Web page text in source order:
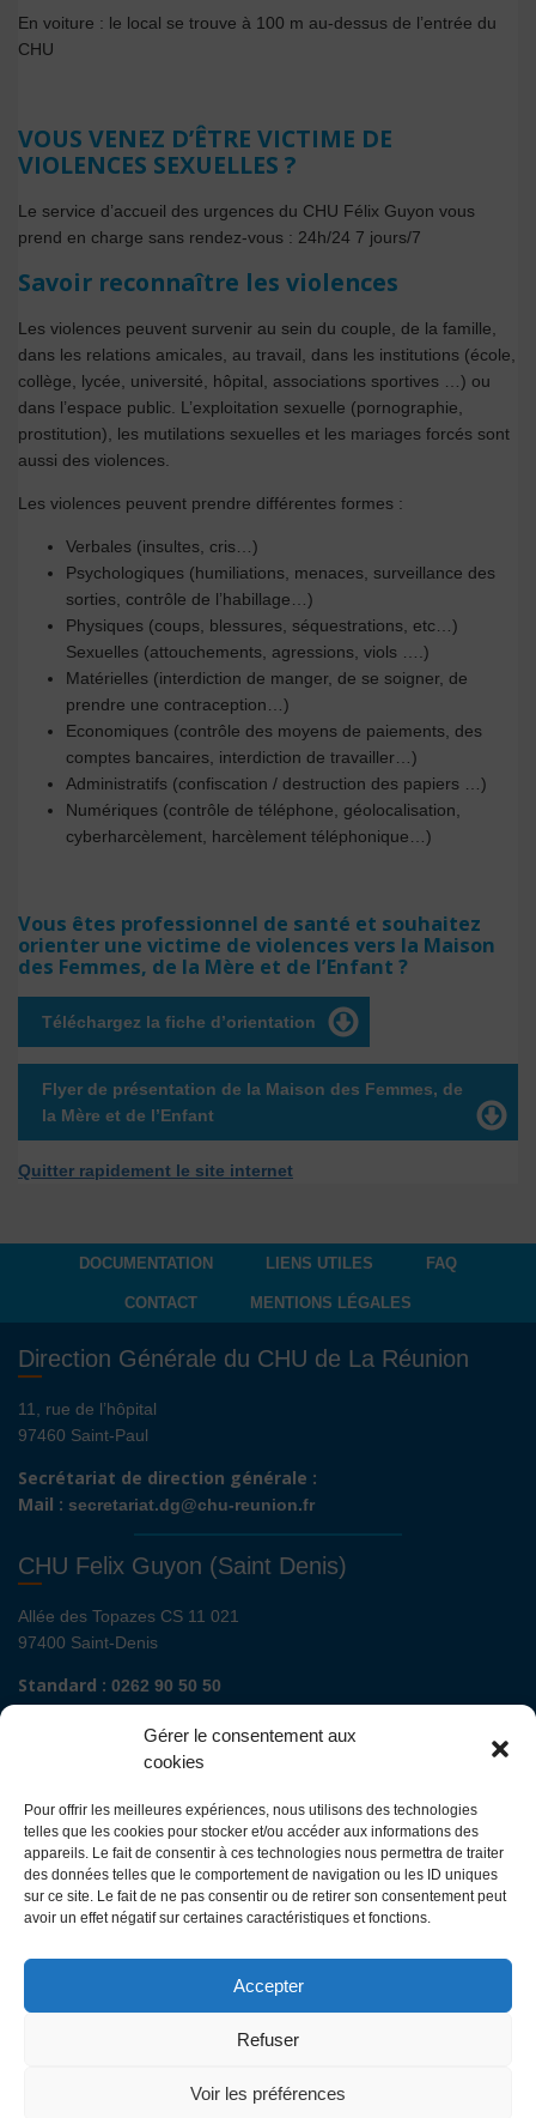
Gérer le consentement aux
cookies
Pour offrir les meilleures expériences, nous utilisons des technologies
telles que les cookies pour stocker et/ou accéder aux informations des
appareils. Le fait de consentir à ces technologies nous permettra de traiter
des données telles que le comportement de navigation ou les ID uniques
sur ce site. Le fait de ne pas consentir ou de retirer son consentement peut
avoir un effet négatif sur certaines caractéristiques et fonctions.
Accepter
Refuser
Voir les préférences
En voiture : le local se trouve à 100 m au-dessus de l’entrée du
CHU
VOUS VENEZ D’ÊTRE VICTIME DE
VIOLENCES SEXUELLES ?
Le service d’accueil des urgences du CHU Félix Guyon vous
prend en charge sans rendez-vous : 24h/24 7 jours/7
Savoir reconnaître les violences
Les violences peuvent survenir au sein du couple, de la famille,
dans les relations amicales, au travail, dans les institutions (école,
collège, lycée, université, hôpital, associations sportives …) ou
dans l’espace public. L’exploitation sexuelle (pornographie,
prostitution), les mutilations sexuelles et les mariages forcés sont
aussi des violences.
Les violences peuvent prendre différentes formes :
Verbales (insultes, cris…)
Psychologiques (humiliations, menaces, surveillance des
sorties, contrôle de l’habillage…)
Physiques (coups, blessures, séquestrations, etc…)
Sexuelles (attouchements, agressions, viols ….)
Matérielles (interdiction de manger, de se soigner, de
prendre une contraception…)
Economiques (contrôle des moyens de paiements, des
comptes bancaires, interdiction de travailler…)
Administratifs (confiscation / destruction des papiers …)
Numériques (contrôle de téléphone, géolocalisation,
cyberharcèlement, harcèlement téléphonique…)
Vous êtes professionnel de santé et souhaitez
orienter une victime de violences vers la Maison
des Femmes, de la Mère et de l’Enfant ?
Téléchargez la fiche d’orientation
Flyer de présentation de la Maison des Femmes, de
la Mère et de l’Enfant
Quitter rapidement le site internet
DOCUMENTATION LIENS UTILES FAQ
CONTACT MENTIONS LÉGALES
Direction Générale du CHU de La Réunion
11, rue de l’hôpital
97460 Saint-Paul
Secrétariat de direction générale :
Mail : secretariat.dg@chu-reunion.fr
CHU Felix Guyon (Saint Denis)
Allée des Topazes CS 11 021
97400 Saint-Denis
Standard : 0262 90 50 50
Renseignements admissions :
Secrétariat de direction de site :
direction.fguyon@chu-reunion.fr
CHU de La Réunion sites Sud (Saint-Pierre
- St Joseph - Le Tampon - St Louis - Cilaos)
Avenue François Mitterrand
BP 350
Secrétariat de direction des sites :